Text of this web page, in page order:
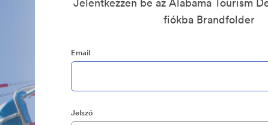
fiókba Brandfolder
Email
Jelszó